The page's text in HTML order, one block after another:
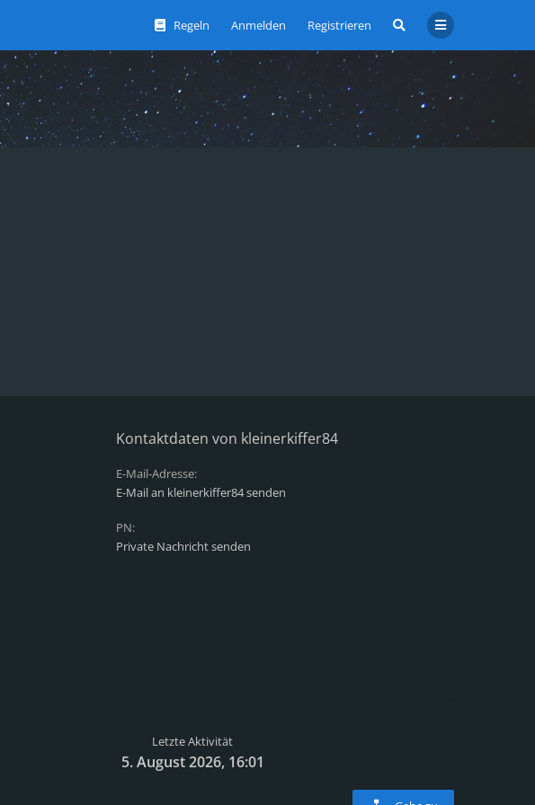
Regeln Anmelden Registrieren
Kontaktdaten von kleinerkiffer84
E-Mail-Adresse:
E-Mail an kleinerkiffer84 senden
PN:
Private Nachricht senden
Letzte Aktivität
5. August 2026, 16:01